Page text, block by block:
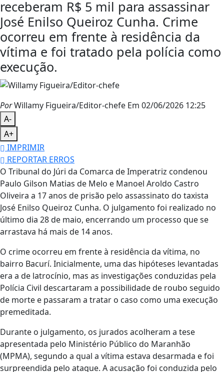
receberam R$ 5 mil para assassinar
José Enilso Queiroz Cunha. Crime
ocorreu em frente à residência da
vítima e foi tratado pela polícia como
execução.
PorWillamy Figueira/Editor-chefe Em 02/06/2026 12:25
A-
A+
IMPRIMIR
REPORTAR ERROS
O Tribunal do Júri da Comarca de Imperatriz condenou
Paulo Gilson Matias de Melo e Manoel Aroldo Castro
Oliveira a 17 anos de prisão pelo assassinato do taxista
José Enilso Queiroz Cunha. O julgamento foi realizado no
último dia 28 de maio, encerrando um processo que se
arrastava há mais de 14 anos.
O crime ocorreu em frente à residência da vítima, no
bairro Bacurí. Inicialmente, uma das hipóteses levantadas
era a de latrocínio, mas as investigações conduzidas pela
Polícia Civil descartaram a possibilidade de roubo seguido
de morte e passaram a tratar o caso como uma execução
premeditada.
Durante o julgamento, os jurados acolheram a tese
apresentada pelo Ministério Público do Maranhão
(MPMA), segundo a qual a vítima estava desarmada e foi
surpreendida pelo ataque. A acusação foi conduzida pelo